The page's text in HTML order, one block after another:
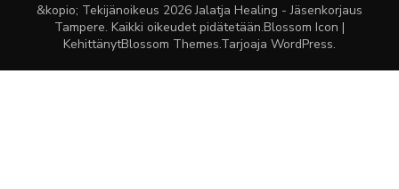
&kopio; Tekijänoikeus 2026Jalatja Healing - Jäsenkorjaus
Tampere. Kaikki oikeudet pidätetään.Blossom Icon |
KehittänytBlossom Themes.Tarjoaja WordPress.